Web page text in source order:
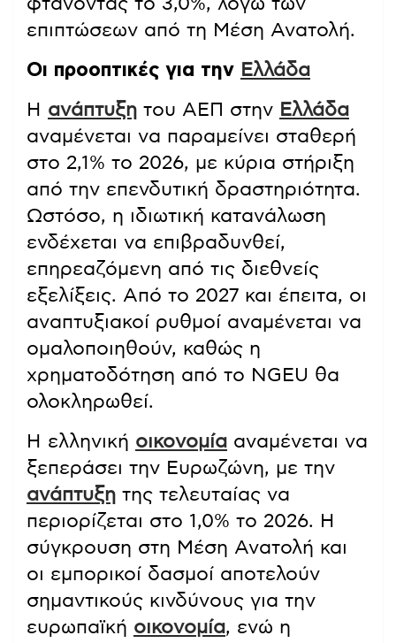
επιπτώσεων από τη Μέση Ανατολή.
Οι προοπτικές για την Ελλάδα
Η ανάπτυξη του ΑΕΠ στην Ελλάδα
αναμένεται να παραμείνει σταθερή
στο 2,1% το 2026, με κύρια στήριξη
από την επενδυτική δραστηριότητα.
Ωστόσο, η ιδιωτική κατανάλωση
ενδέχεται να επιβραδυνθεί,
επηρεαζόμενη από τις διεθνείς
εξελίξεις. Από το 2027 και έπειτα, οι
αναπτυξιακοί ρυθμοί αναμένεται να
ομαλοποιηθούν, καθώς η
χρηματοδότηση από το NGEU θα
ολοκληρωθεί.
Η ελληνική οικονομία αναμένεται να
ξεπεράσει την Ευρωζώνη, με την
ανάπτυξη της τελευταίας να
περιορίζεται στο 1,0% το 2026. Η
σύγκρουση στη Μέση Ανατολή και
οι εμπορικοί δασμοί αποτελούν
σημαντικούς κινδύνους για την
ευρωπαϊκή οικονομία, ενώ η